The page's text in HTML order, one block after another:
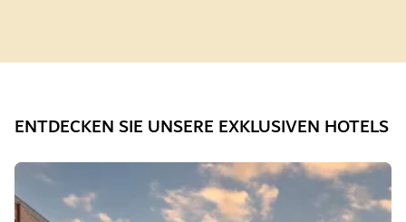
ENTDECKEN SIE UNSERE EXKLUSIVEN HOTELS
Dia 1 von 7